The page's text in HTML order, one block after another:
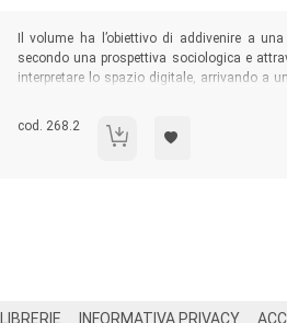
Sommario:
Il volume ha l’obiettivo di addivenire a
secondo una prospettiva sociologica e
interpretare lo spazio digitale, arrivando a
ed entra poi nello specifico dei segmenti di
Codice libro:
cod. 268.2 La ricerca sociale nello spazio
LIBRERIE INFORMATIVA PRIVACY